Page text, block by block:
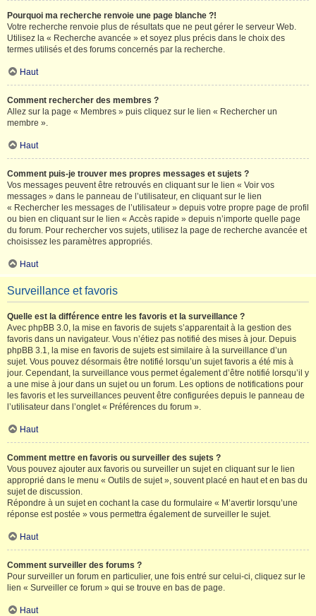
Pourquoi ma recherche renvoie une page blanche ?!
Votre recherche renvoie plus de résultats que ne peut gérer le serveur Web.
Utilisez la « Recherche avancée » et soyez plus précis dans le choix des
termes utilisés et des forums concernés par la recherche.
Haut
Comment rechercher des membres ?
Allez sur la page « Membres » puis cliquez sur le lien « Rechercher un
membre ».
Haut
Comment puis-je trouver mes propres messages et sujets ?
Vos messages peuvent être retrouvés en cliquant sur le lien « Voir vos
messages » dans le panneau de l’utilisateur, en cliquant sur le lien
« Rechercher les messages de l’utilisateur » depuis votre propre page de profil
ou bien en cliquant sur le lien « Accès rapide » depuis n’importe quelle page
du forum. Pour rechercher vos sujets, utilisez la page de recherche avancée et
choisissez les paramètres appropriés.
Haut
Surveillance et favoris
Quelle est la différence entre les favoris et la surveillance ?
Avec phpBB 3.0, la mise en favoris de sujets s’apparentait à la gestion des
favoris dans un navigateur. Vous n’étiez pas notifié des mises à jour. Depuis
phpBB 3.1, la mise en favoris de sujets est similaire à la surveillance d’un
sujet. Vous pouvez désormais être notifié lorsqu’un sujet favoris a été mis à
jour. Cependant, la surveillance vous permet également d’être notifié lorsqu’il y
a une mise à jour dans un sujet ou un forum. Les options de notifications pour
les favoris et les surveillances peuvent être configurées depuis le panneau de
l’utilisateur dans l’onglet « Préférences du forum ».
Haut
Comment mettre en favoris ou surveiller des sujets ?
Vous pouvez ajouter aux favoris ou surveiller un sujet en cliquant sur le lien
approprié dans le menu « Outils de sujet », souvent placé en haut et en bas du
sujet de discussion.
Répondre à un sujet en cochant la case du formulaire « M’avertir lorsqu’une
réponse est postée » vous permettra également de surveiller le sujet.
Haut
Comment surveiller des forums ?
Pour surveiller un forum en particulier, une fois entré sur celui-ci, cliquez sur le
lien « Surveiller ce forum » qui se trouve en bas de page.
Haut